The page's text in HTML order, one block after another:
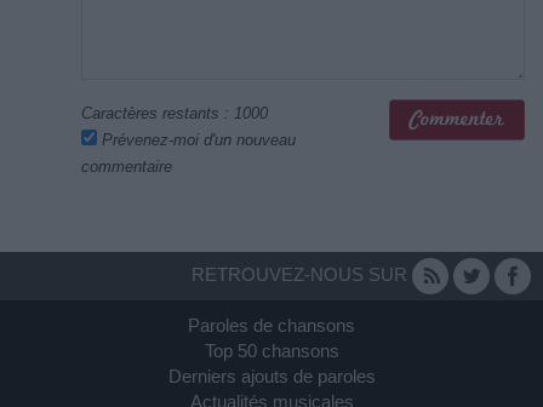
Caractères restants : 1000
Prévenez-moi d'un nouveau
commentaire
RETROUVEZ-NOUS SUR
Paroles de chansons
Top 50 chansons
Derniers ajouts de paroles
Actualités musicales